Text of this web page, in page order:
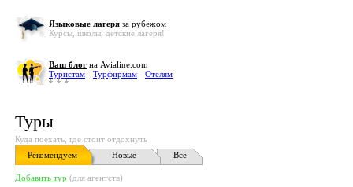
Языковые лагеря за рубежом
Курсы, школы, детские лагеря!
Ваш блог на Avialine.com
Туристам - Турфирмам - Отелям
Туры
Куда поехать, где стоит отдохнуть
Рекомендуем
Новые Все
Добавить тур (для агентств)